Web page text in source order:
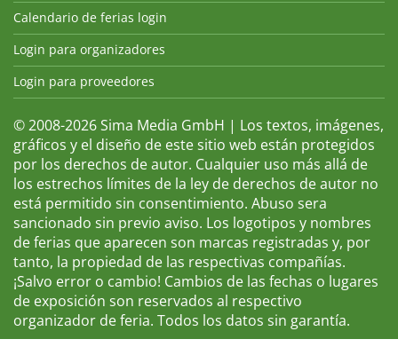
Calendario de ferias login
Login para organizadores
Login para proveedores
© 2008-2026 Sima Media GmbH | Los textos, imágenes,
gráficos y el diseño de este sitio web están protegidos
por los derechos de autor. Cualquier uso más allá de
los estrechos límites de la ley de derechos de autor no
está permitido sin consentimiento. Abuso sera
sancionado sin previo aviso. Los logotipos y nombres
de ferias que aparecen son marcas registradas y, por
tanto, la propiedad de las respectivas compañías.
¡Salvo error o cambio! Cambios de las fechas o lugares
de exposición son reservados al respectivo
organizador de feria. Todos los datos sin garantía.